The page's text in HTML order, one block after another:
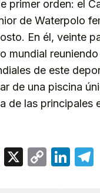
primer orden: el
de Waterpolo
En él, veinte
mundial
de este
de una piscina
de las principales
WhatsApp
X
Copy